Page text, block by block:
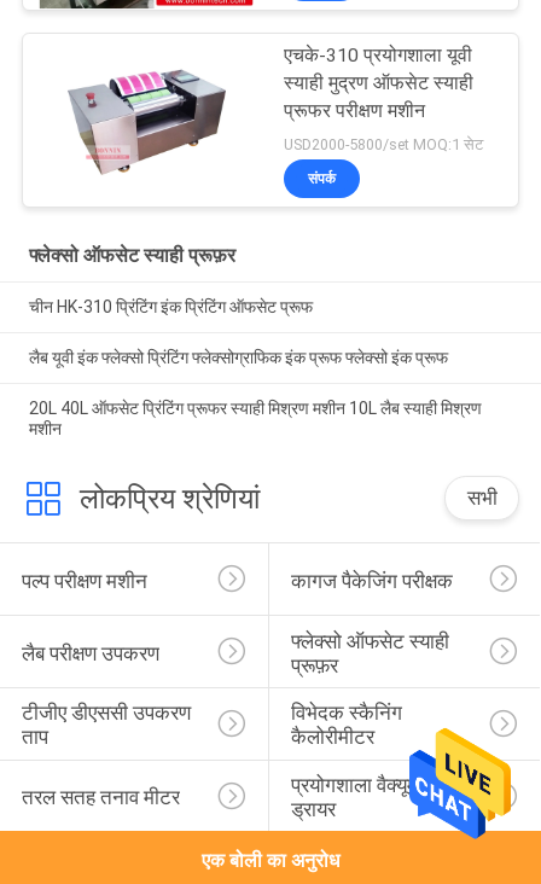
एचके-310 प्रयोगशाला यूवी
स्याही मुद्रण ऑफसेट स्याही
प्रूफर परीक्षण मशीन
USD2000-5800/set MOQ:1 सेट
संपर्क
फ्लेक्सो ऑफसेट स्याही प्रूफ़र
चीन HK-310 प्रिंटिंग इंक प्रिंटिंग ऑफसेट प्रूफ
लैब यूवी इंक फ्लेक्सो प्रिंटिंग फ्लेक्सोग्राफिक इंक प्रूफ फ्लेक्सो इंक प्रूफ
20L 40L ऑफसेट प्रिंटिंग प्रूफर स्याही मिश्रण मशीन 10L लैब स्याही मिश्रण
मशीन
लोकप्रिय श्रेणियां सभी
पल्प परीक्षण मशीन कागज पैकेजिंग परीक्षक
लैब परीक्षण उपकरण
फ्लेक्सो ऑफसेट स्याही
प्रूफ़र
टीजीए डीएससी उपकरण
ताप
विभेदक स्कैनिंग
कैलोरीमीटर
तरल सतह तनाव मीटर
प्रयोगशाला वैक्यूम फ्रीज
ड्रायर
एक बोली का अनुरोध